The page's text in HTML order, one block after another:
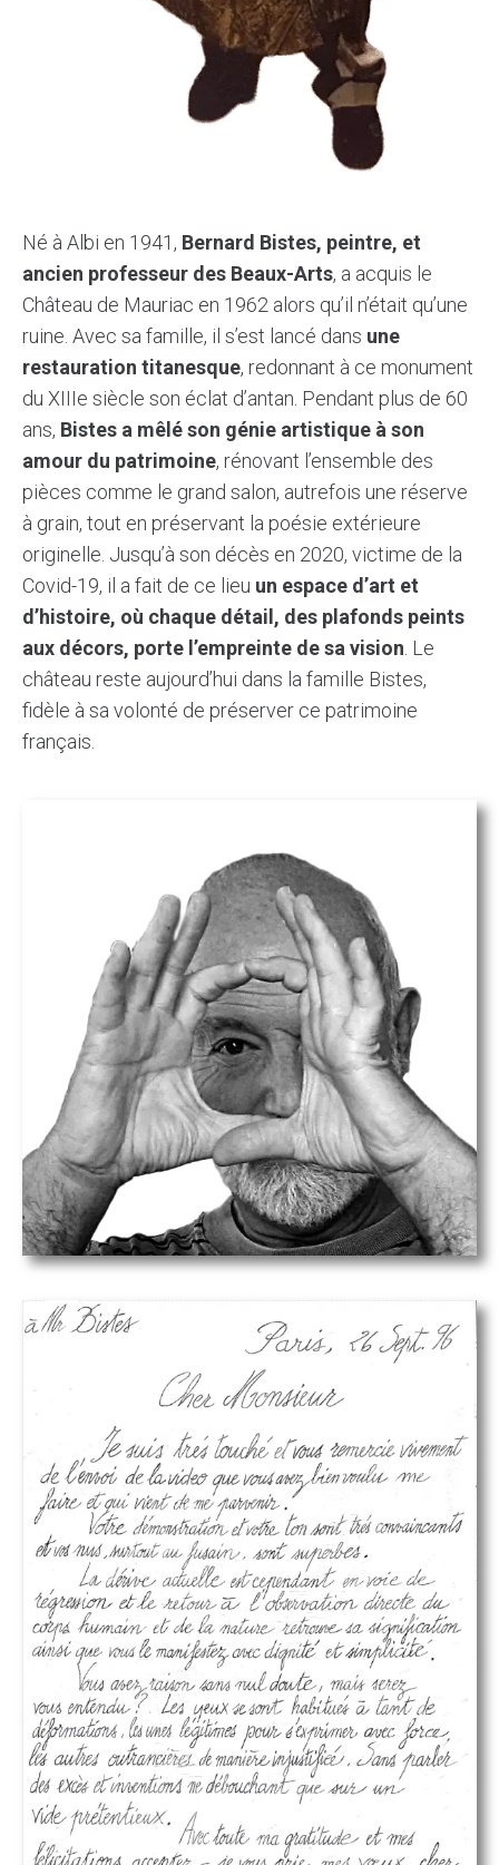
Né à Albi en 1941, Bernard Bistes, peintre, et
ancien professeur des Beaux-Arts, a acquis le
Château de Mauriac en 1962 alors qu’il n’était qu’une
ruine. Avec sa famille, il s’est lancé dans une
restauration titanesque, redonnant à ce monument
du XIIIe siècle son éclat d’antan. Pendant plus de 60
ans, Bistes a mêlé son génie artistique à son
amour du patrimoine, rénovant l’ensemble des
pièces comme le grand salon, autrefois une réserve
à grain, tout en préservant la poésie extérieure
originelle. Jusqu’à son décès en 2020, victime de la
Covid-19, il a fait de ce lieu un espace d’art et
d’histoire, où chaque détail, des plafonds peints
aux décors, porte l’empreinte de sa vision. Le
château reste aujourd’hui dans la famille Bistes,
fidèle à sa volonté de préserver ce patrimoine
français.